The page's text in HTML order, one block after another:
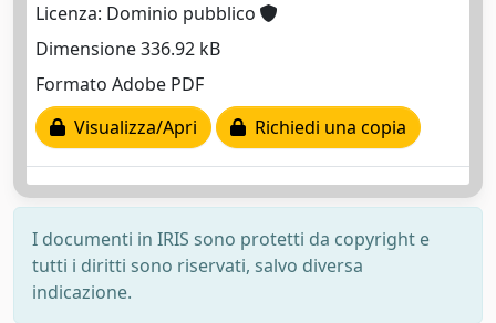
Licenza: Dominio pubblico
Dimensione 336.92 kB
Formato Adobe PDF
Visualizza/Apri
Richiedi una copia
I documenti in IRIS sono protetti da copyright e
tutti i diritti sono riservati, salvo diversa
indicazione.